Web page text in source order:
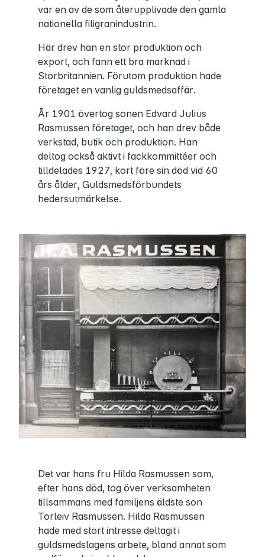
var en av de som återupplivade den gamla
nationella filigranindustrin.
Här drev han en stor produktion och
export, och fann ett bra marknad i
Storbritannien. Förutom produktion hade
företaget en vanlig guldsmedsaffär.
År 1901 övertog sonen Edvard Julius
Rasmussen företaget, och han drev både
verkstad, butik och produktion. Han
deltog också aktivt i fackkommittéer och
tilldelades 1927, kort före sin död vid 60
års ålder, Guldsmedsförbundets
hedersutmärkelse.
Det var hans fru Hilda Rasmussen som,
efter hans död, tog över verksamheten
tillsammans med familjens äldste son
Torleiv Rasmussen. Hilda Rasmussen
hade med stort intresse deltagit i
guldsmedslagens arbete, bland annat som